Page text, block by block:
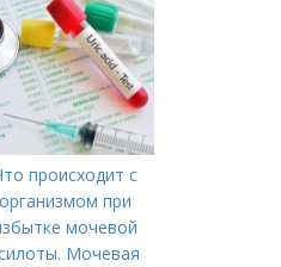
происходит с
организмом при
мочевой
Мочевая